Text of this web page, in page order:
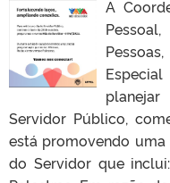
A
Servidor Público,
está promovendo
do Servidor que